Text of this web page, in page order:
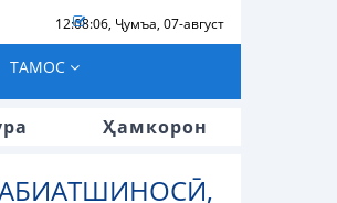
12:08:07, Ҷумъа, 07-август
ТАМОС
Ҳамкорон